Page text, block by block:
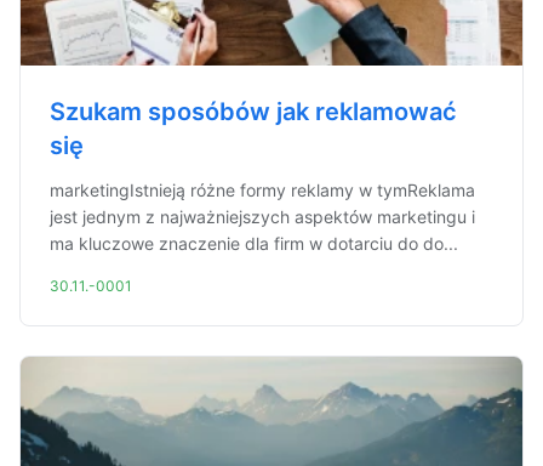
Szukam sposóbów jak reklamować
się
marketingIstnieją różne formy reklamy w tymReklama
jest jednym z najważniejszych aspektów marketingu i
ma kluczowe znaczenie dla firm w dotarciu do do...
30.11.-0001